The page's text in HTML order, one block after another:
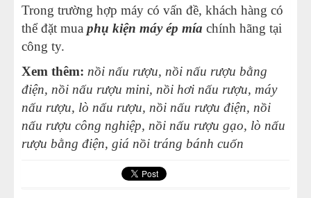
Trong trường hợp máy có vấn đề, khách hàng có
thể đặt mua phụ kiện máy ép mía chính hãng tại
công ty.
Xem thêm: nồi nấu rượu, nồi nấu rượu bằng
điện, nồi nấu rượu mini, nồi hơi nấu rượu, máy
nấu rượu, lò nấu rượu, nồi nấu rượu điện, nồi
nấu rượu công nghiệp, nồi nấu rượu gạo, lò nấu
rượu bằng điện, giá nồi tráng bánh cuốn